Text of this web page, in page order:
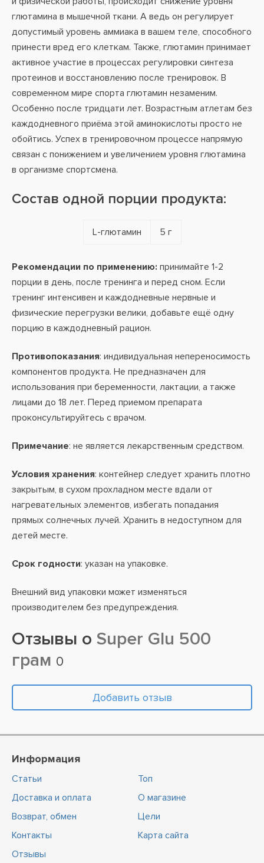
глютамина в мышечной ткани. А ведь он регулирует
допустимый уровень аммиака в вашем теле, способного
принести вред его клеткам. Также, глютамин принимает
активное участие в процессах регулировки синтеза
протеинов и восстановлению после тренировок. В
современном мире спорта глютамин незаменим.
Особенно после тридцати лет. Возрастным атлетам без
каждодневного приёма этой аминокислоты просто не
обойтись. Успех в тренировочном процессе напрямую
связан с понижением и увеличением уровня глютамина
в организме спортсмена.
Состав одной порции продукта:
L-глютамин 5 г
Рекомендации по применению: принимайте 1-2
порции в день, после тренинга и перед сном. Если
тренинг интенсивен и каждодневные нервные и
физические перегрузки велики, добавьте ещё одну
порцию в каждодневный рацион.
Противопоказания: индивидуальная непереносимость
компонентов продукта. Не предназначен для
использования при беременности, лактации, а также
лицами до 18 лет. Перед приемом препарата
проконсультируйтесь с врачом.
Примечание: не является лекарственным средством.
Условия хранения: контейнер следует хранить плотно
закрытым, в сухом прохладном месте вдали от
нагревательных элементов, избегать попадания
прямых солнечных лучей. Хранить в недоступном для
детей месте.
Срок годности: указан на упаковке.
Внешний вид упаковки может изменяться
производителем без предупреждения.
Отзывы о Super Glu 500
грам 0
Добавить отзыв
Информация
Статьи
Доставка и оплата
Возврат, обмен
Контакты
Отзывы
Топ
О магазине
Цели
Карта сайта